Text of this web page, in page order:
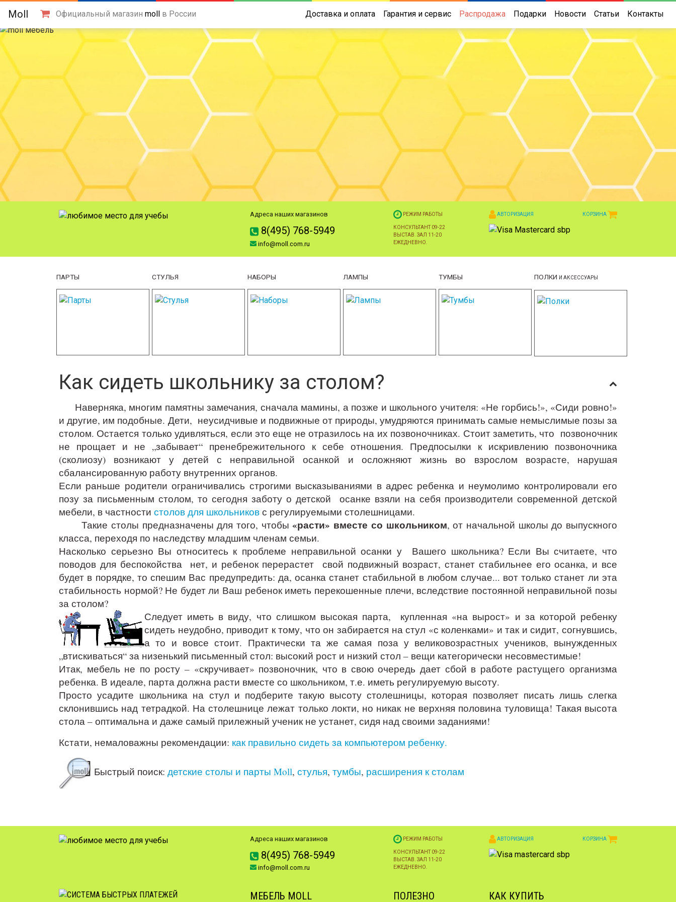
Moll Официальный магазин mollв России Доставка и оплата Гарантия и сервис Распродажа Подарки Новости Статьи Контакты
Адреса наших магазинов
8(495) 768-5949
info@moll.com.ru
РЕЖИМ РАБОТЫ
КОНСУЛЬТАНТ 09-22
ВЫСТАВ. ЗАЛ 11-20
ЕЖЕДНЕВНО.
АВТОРИЗАЦИЯ КОРЗИНА
ПАРТЫ СТУЛЬЯ НАБОРЫ ЛАМПЫ ТУМБЫ ПОЛКИ И АКСЕССУАРЫ
Как сидеть школьнику за столом?
Наверняка, многим памятны замечания, сначала мамины, а позже и школьного учителя: «Не горбись!», «Сиди ровно!»
и другие, им подобные. Дети, неусидчивые и подвижные от природы, умудряются принимать самые немыслимые позы за
столом. Остается только удивляться, если это еще не отразилось на их позвоночниках. Стоит заметить, что позвоночник
не прощает и не „забывает“ пренебрежительного к себе отношения. Предпосылки к искривлению позвоночника
(сколиозу) возникают у детей с неправильной осанкой и осложняют жизнь во взрослом возрасте, нарушая
сбалансированную работу внутренних органов.
Если раньше родители ограничивались строгими высказываниями в адрес ребенка и неумолимо контролировали его
позу за письменным столом, то сегодня заботу о детской осанке взяли на себя производители современной детской
мебели, в частности столов для школьников с регулируемыми столешницами.
Такие столы предназначены для того, чтобы«расти» вместе со школьником, от начальной школы до выпускного
класса, переходя по наследству младшим членам семьи.
Насколько серьезно Вы относитесь к проблеме неправильной осанки у Вашего школьника? Если Вы считаете, что
поводов для беспокойства нет, и ребенок перерастет свой подвижный возраст, станет стабильнее его осанка, и все
будет в порядке, то спешим Вас предупредить: да, осанка станет стабильной в любом случае... вот только станет ли эта
стабильность нормой? Не будет ли Ваш ребенок иметь перекошенные плечи, вследствие постоянной неправильной позы
за столом?
Следует иметь в виду, что слишком высокая парта, купленная «на вырост» и за которой ребенку
сидеть неудобно, приводит к тому, что он забирается на стул «с коленками» и так и сидит, согнувшись,
а то и вовсе стоит. Практически та же самая поза у великовозрастных учеников, вынужденных
„втискиваться“ за низенький письменный стол: высокий рост и низкий стол – вещи категорически несовместимые!
Итак, мебель не по росту – «скручивает» позвоночник, что в свою очередь дает сбой в работе растущего организма
ребенка. В идеале, парта должна расти вместе со школьником, т.е. иметь регулируемую высоту.
Просто усадите школьника на стул и подберите такую высоту столешницы, которая позволяет писать лишь слегка
склонившись над тетрадкой. На столешнице лежат только локти, но никак не верхняя половина туловища! Такая высота
стола – оптимальна и даже самый прилежный ученик не устанет, сидя над своими заданиями!
Кстати, немаловажны рекомендации: как правильно сидеть за компьютером ребенку.
Быстрый поиск: детские столы и парты Moll, стулья, тумбы, расширения к столам
Адреса наших магазинов
8(495) 768-5949
info@moll.com.ru
РЕЖИМ РАБОТЫ
КОНСУЛЬТАНТ 09-22
ВЫСТАВ. ЗАЛ 11-20
ЕЖЕДНЕВНО.
АВТОРИЗАЦИЯ КОРЗИНА
МЕБЕЛЬ MOLL ПОЛЕЗНО КАК КУПИТЬ